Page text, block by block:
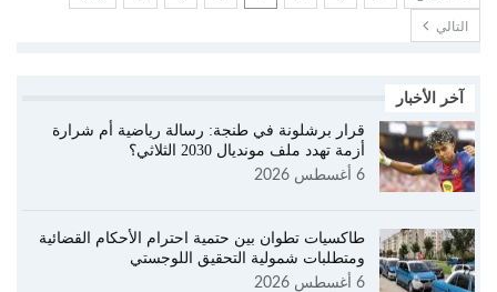
التالي
آخر الأخبار
قرار برشلونة في طنجة: رسالة رياضية أم شرارة
أزمة تهدد ملف مونديال 2030 الثلاثي؟
6 أغسطس 2026
طاكسيات تطوان بين حتمية احترام الأحكام القضائية
ومتطلبات شمولية التحقيق اللوجستي
6 أغسطس 2026